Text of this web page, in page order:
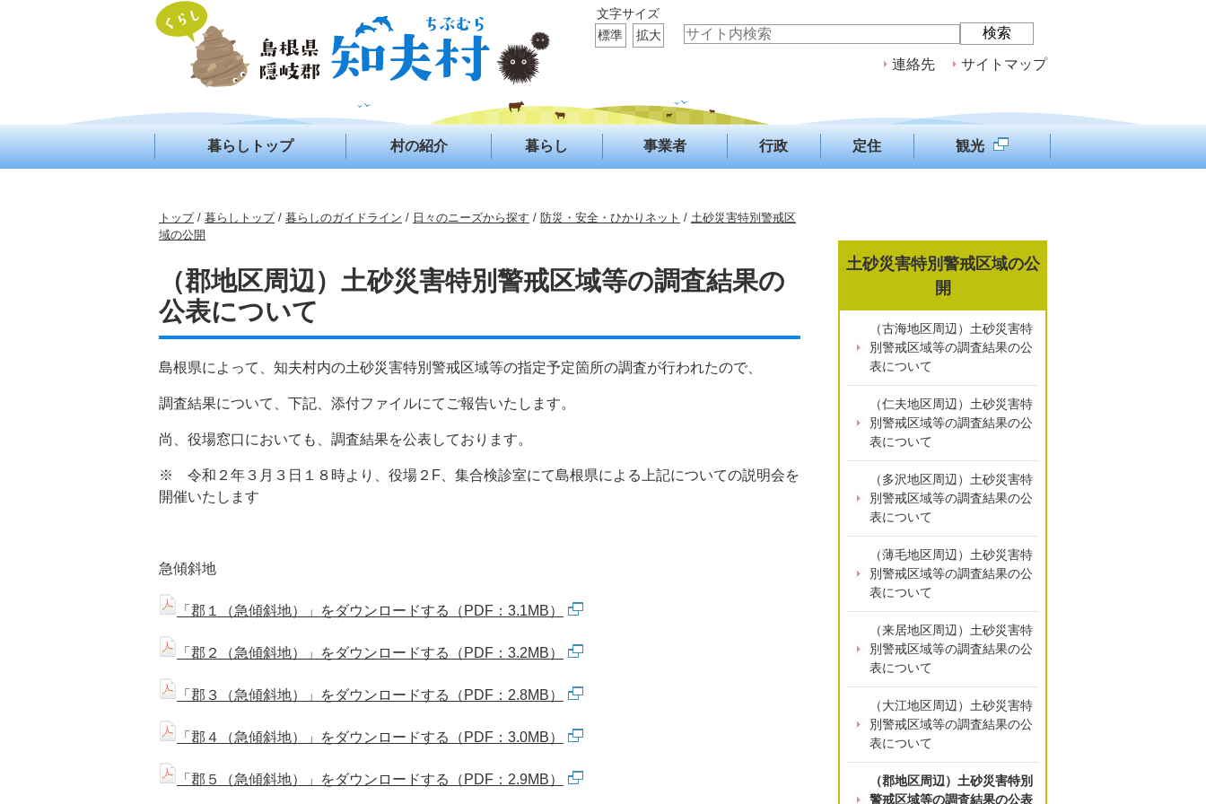
連絡先 サイトマップ
文字サイズ
標準
拡大
暮らしトップ 村の紹介 暮らし 事業者 行政 定住 観光
現
在
置：
トップ/ 暮らしトップ/ 暮らしのガイドライン / 日々のニーズから探す / 防災・安全・ひかりネット / 土砂災害特別警戒区
域の公開
（郡地区周辺）土砂災害特別警戒区域等の調査結果の
公表について
島根県によって、知夫村内の土砂災害特別警戒区域等の指定予定箇所の調査が行われたので、
調査結果について、下記、添付ファイルにてご報告いたします。
尚、役場窓口においても、調査結果を公表しております。
※ 令和２年３月３日１８時より、役場２F、集合検診室にて島根県による上記についての説明会を
開催いたします
急傾斜地
「郡１（急傾斜地）」をダウンロードする（PDF：3.1MB）
「郡２（急傾斜地）」をダウンロードする（PDF：3.2MB）
「郡３（急傾斜地）」をダウンロードする（PDF：2.8MB）
「郡４（急傾斜地）」をダウンロードする（PDF：3.0MB）
「郡５（急傾斜地）」をダウンロードする（PDF：2.9MB）
土砂災害特別警戒区域の公
開
（古海地区周辺）土砂災害特
別警戒区域等の調査結果の公
表について
（仁夫地区周辺）土砂災害特
別警戒区域等の調査結果の公
表について
（多沢地区周辺）土砂災害特
別警戒区域等の調査結果の公
表について
（薄毛地区周辺）土砂災害特
別警戒区域等の調査結果の公
表について
（来居地区周辺）土砂災害特
別警戒区域等の調査結果の公
表について
（大江地区周辺）土砂災害特
別警戒区域等の調査結果の公
表について
（郡地区周辺）土砂災害特別
警戒区域等の調査結果の公表